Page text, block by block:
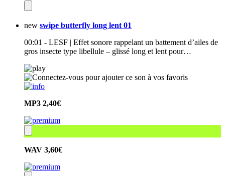
new swipe butterfly long lent 01
00:01 - LESF | Effet sonore rappelant un battement d’ailes de
gros insecte type libellule – glissé long et lent pour…
MP3 2,40€
WAV 3,60€